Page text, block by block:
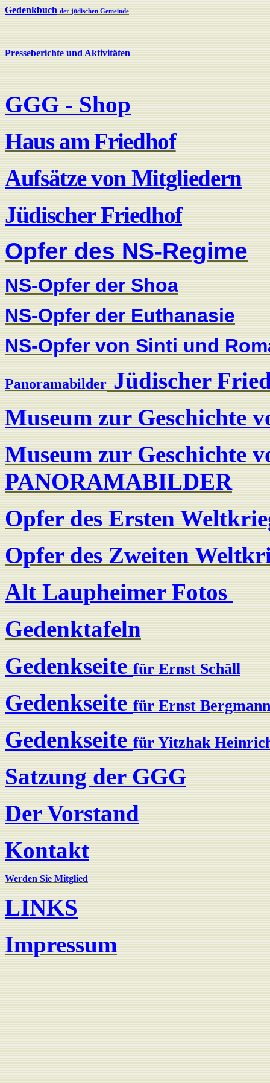
Gedenkbuch der jüdischen Gemeinde
Presseberichte und Aktivitäten
GGG - Shop
Haus am Friedhof
Aufsätze von Mitgliedern
Jüdischer Friedhof
Opfer des NS-Regime
NS-Opfer der Shoa
NS-Opfer der Euthanasie
NS-Opfer von Sinti und
Panoramabilder Jüdischer
Museum zur Geschichte
Museum zur Geschichte
PANORAMABILDER
Opfer des Ersten
Opfer des Zweiten
Alt Laupheimer Fotos
Gedenktafeln
Gedenkseitefür Ernst Schäll
Gedenkseitefür ErnstBergmann
Gedenkseitefür Yitzhak
Satzung der GGG
Der Vorstand
Kontakt
Werden Sie Mitglied
LINKS
Impressum